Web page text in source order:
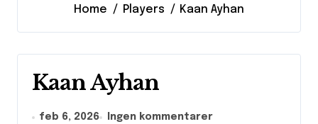
Home Players Kaan Ayhan
Kaan Ayhan
feb 6, 2026 Ingen kommentarer